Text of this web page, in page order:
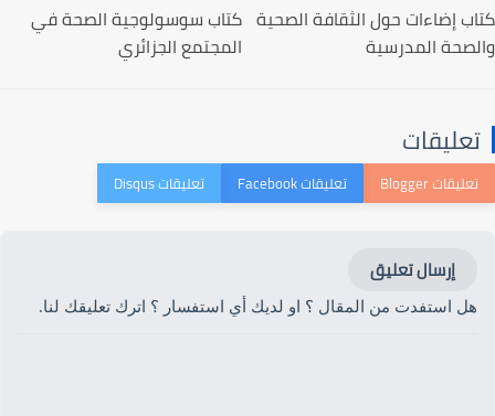
كتاب إضاءات حول الثقافة الصحية
والصحة المدرسية
كتاب سوسولوجية الصحة في
المجتمع الجزائري
تعليقات
إرسال تعليق
هل استفدت من المقال ؟ او لديك أي استفسار ؟ اترك تعليقك لنا.